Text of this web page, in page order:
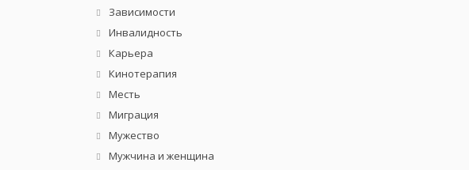
Зависимости
Инвалидность
Карьера
Кинотерапия
Месть
Миграция
Мужество
Мужчина и женщина